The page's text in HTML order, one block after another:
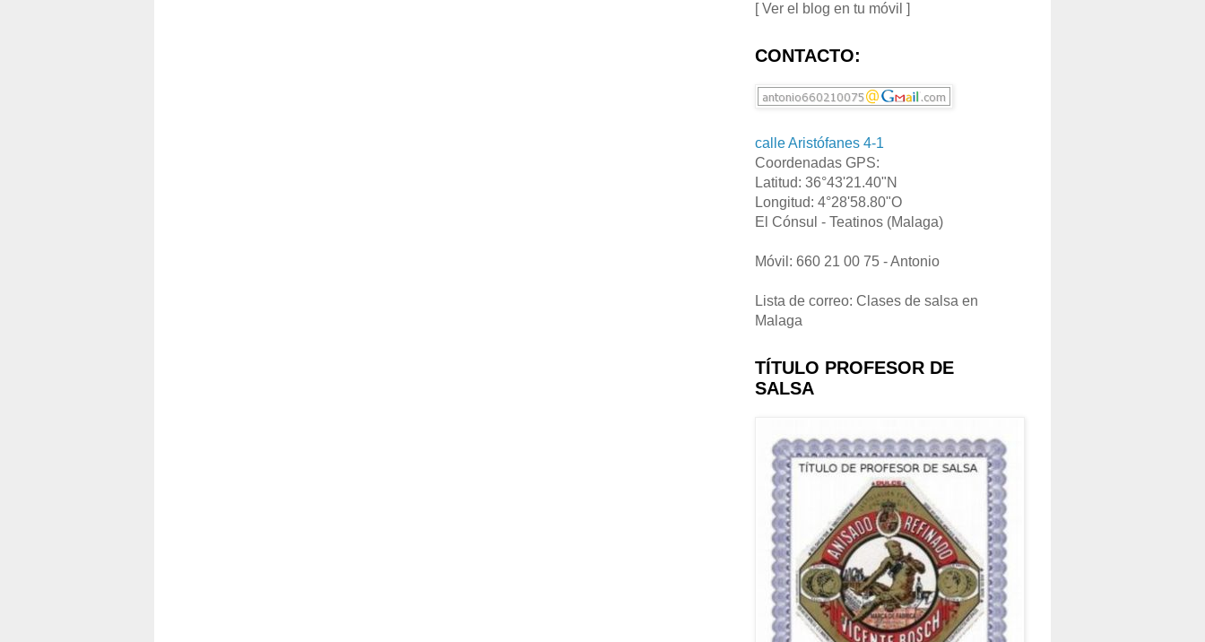
[ Ver el blog en tu móvil ]
CONTACTO:
calle Aristófanes 4-1
Coordenadas GPS:
Latitud: 36°43'21.40"N
Longitud: 4°28'58.80"O
El Cónsul - Teatinos (Malaga)
Móvil: 660 21 00 75 - Antonio
Lista de correo: Clases de salsa en
Malaga
TÍTULO PROFESOR DE
SALSA